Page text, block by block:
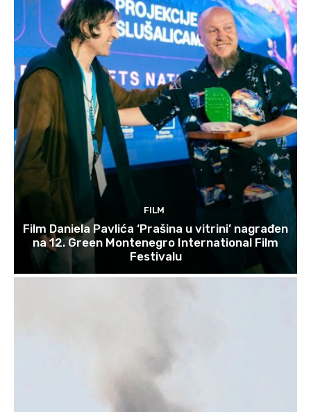
FILM
Film Daniela Pavlića ‘Prašina u vitrini’ nagrađen
na 12. Green Montenegro International Film
Festivalu